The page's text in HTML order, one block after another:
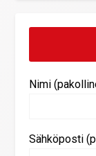
Nimi
Sähköposti